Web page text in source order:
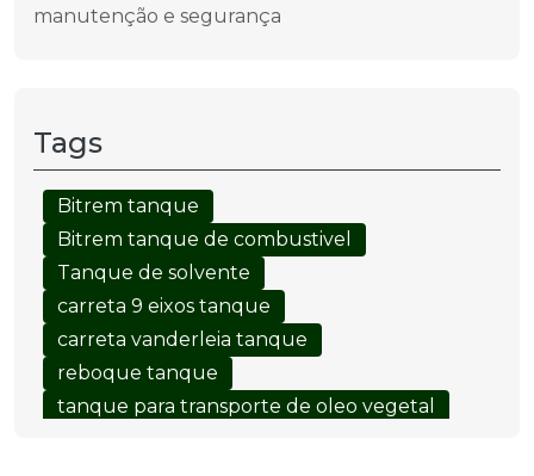
manutenção e segurança
Tags
Bitrem tanque
Bitrem tanque de combustivel
Tanque de solvente
carreta 9 eixos tanque
carreta vanderleia tanque
reboque tanque
tanque para transporte de oleo vegetal